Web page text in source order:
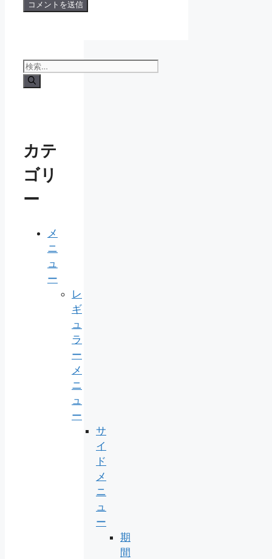
検
索:
カテ
ゴリ
ー
メ
ニ
ュ
ー
レ
ギ
ュ
ラ
ー
メ
ニ
ュ
ー
サ
イ
ド
メ
ニ
ュ
ー
期
間